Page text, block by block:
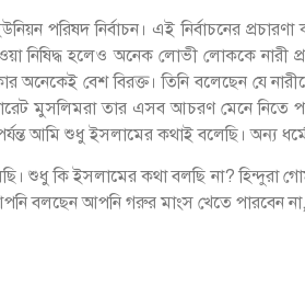
পরিষদ নির্বাচন। এই নির্বাচনের
নিষিদ্ধ হলেও অনেক লোভী লোককে নারী
অনেকেই বেশ বিরক্ত। তিনি বলেছেন যে
মুসলিমরা তার এসব আচরণ মেনে নিতে
আমি শুধু ইসলামের কথাই বলেছি। অন্য
শুধু কি ইসলামের কথা বলছি না? হিন্দুরা
বলছেন আপনি গরুর মাংস খেতে পারবেন